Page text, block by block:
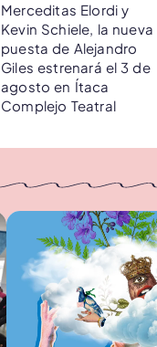
Merceditas Elordi y
Kevin Schiele, la nueva
puesta de Alejandro
Giles estrenará el 3 de
agosto en Ítaca
Complejo Teatral